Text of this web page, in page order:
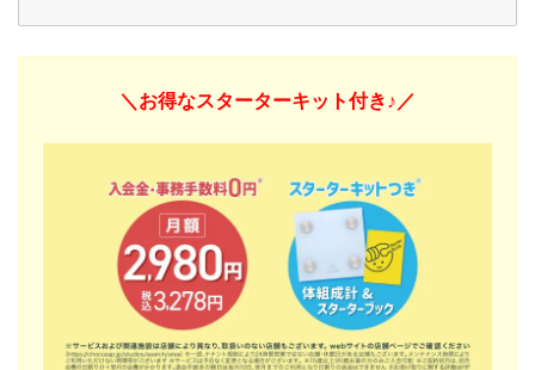
＼お得なスターターキット付き♪／